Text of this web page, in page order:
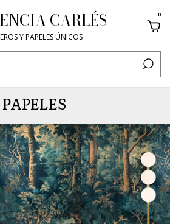
CARLÉS
Y PAPELES ÚNICOS
0
PAPELES